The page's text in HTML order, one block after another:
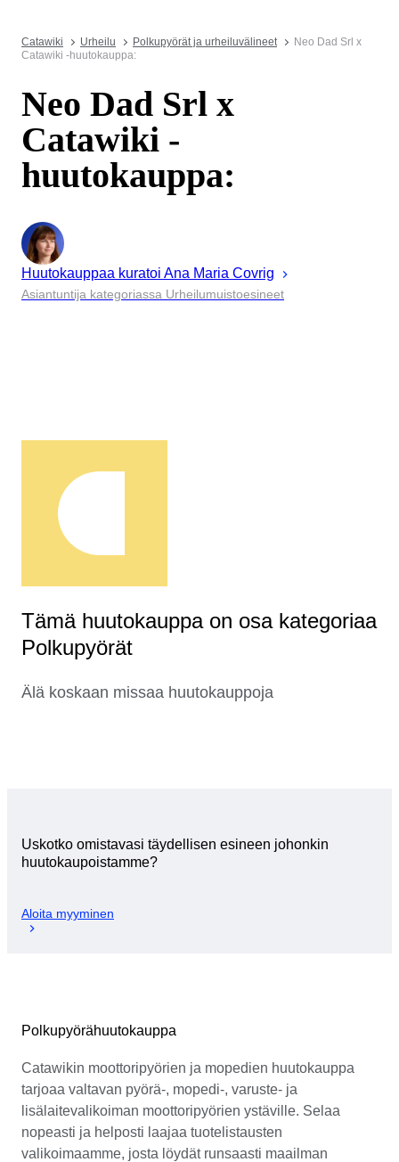
Catawiki Urheilu Polkupyörät ja urheiluvälineet
Neo Dad Srl x
Catawiki -huutokauppa:
Neo Dad Srl x
Catawiki -
huutokauppa:
Huutokauppaa kuratoi Ana Maria Covrig
Asiantuntija kategoriassa Urheilumuistoesineet
Tämä huutokauppa on osa kategoriaa
Polkupyörät
Älä koskaan missaa huutokauppoja
Uskotko omistavasi täydellisen esineen johonkin
huutokaupoistamme?
Aloita myyminen
Polkupyörähuutokauppa
Catawikin moottoripyörien ja mopedien huutokauppa
tarjoaa valtavan pyörä-, mopedi-, varuste- ja
lisälaitevalikoiman moottoripyörien ystäville. Selaa
nopeasti ja helposti laajaa tuotelistausten
valikoimaamme, josta löydät runsaasti maailman